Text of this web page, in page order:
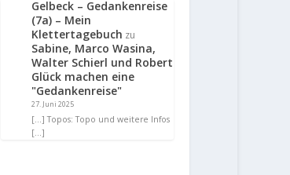
Gelbeck – Gedankenreise
(7a) – Mein
Klettertagebuch zu
Sabine, Marco Wasina,
Walter Schierl und Robert
Glück machen eine
"Gedankenreise"
27. Juni 2025
[…] Topos: Topo und weitere Infos
[…]